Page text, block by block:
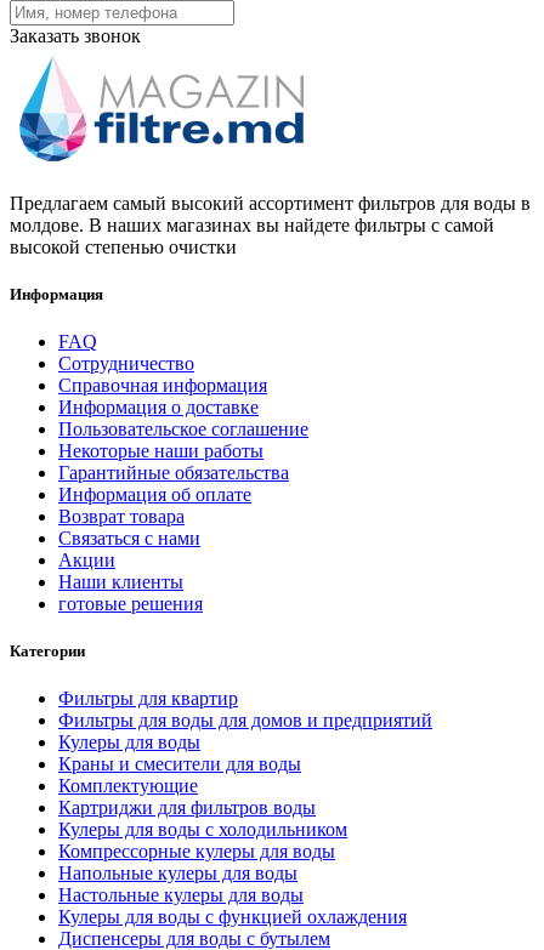
Заказать звонок
Предлагаем самый высокий ассортимент фильтров для воды в
молдове. В наших магазинах вы найдете фильтры с самой
высокой степенью очистки
Информация
FAQ
Сотрудничество
Справочная информация
Информация о доставке
Пользовательское соглашение
Некоторые наши работы
Гарантийные обязательства
Информация об оплате
Возврат товара
Связаться с нами
Акции
Наши клиенты
готовые решения
Категории
Фильтры для квартир
Фильтры для воды для домов и предприятий
Кулеры для воды
Краны и смесители для воды
Комплектующие
Картриджи для фильтров воды
Кулеры для воды с холодильником
Компрессорные кулеры для воды
Напольные кулеры для воды
Настольные кулеры для воды
Кулеры для воды с функцией охлаждения
Диспенсеры для воды с бутылем